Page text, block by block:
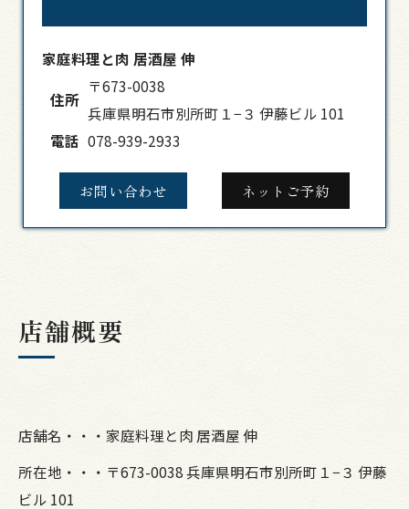
家庭料理と肉 居酒屋 伸
住所
〒673-0038
兵庫県明石市別所町１−３ 伊藤ビル 101
電話 078-939-2933
お問い合わせ ネットご予約
店舗概要
店舗名・・・家庭料理と肉 居酒屋 伸
所在地・・・〒673-0038 兵庫県明石市別所町１−３ 伊藤
ビル 101